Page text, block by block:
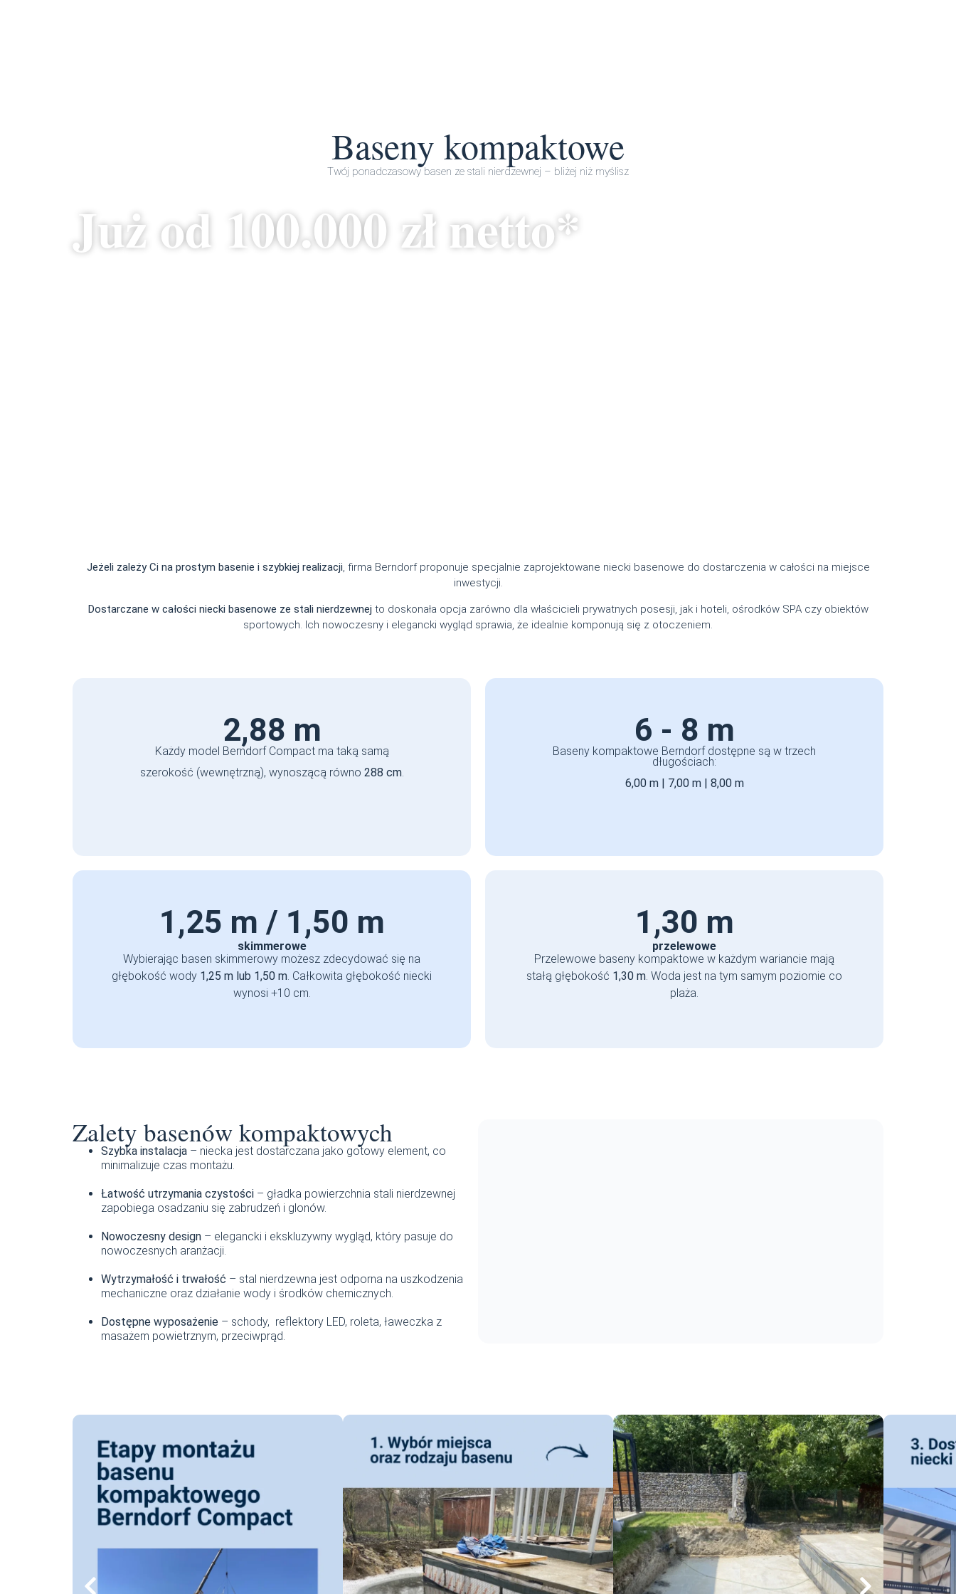
Baseny kompaktowe
Twój ponadczasowy basen ze stali nierdzewnej – bliżej niż myślisz
Już od 100.000 zł netto*
Jeżeli zależy Ci na prostym basenie i szybkiej realizacji, firma Berndorf proponuje specjalnie zaprojektowane niecki basenowe do dostarczenia w całości na miejsce
inwestycji.
Dostarczane w całości niecki basenowe ze stali nierdzewnej to doskonała opcja zarówno dla właścicieli prywatnych posesji, jak i hoteli, ośrodków SPA czy obiektów
sportowych. Ich nowoczesny i elegancki wygląd sprawia, że idealnie komponują się z otoczeniem.
2,88 m
Każdy model Berndorf Compact ma taką samą
szerokość (wewnętrzną), wynoszącą równo 288 cm.
6 - 8 m
Baseny kompaktowe Berndorf dostępne są w trzech
długościach:
6,00 m | 7,00 m | 8,00 m
1,25 m / 1,50 m
skimmerowe
Wybierając basen skimmerowy możesz zdecydować się na
głębokość wody 1,25 m lub 1,50 m. Całkowita głębokość niecki
wynosi +10 cm.
1,30 m
przelewowe
Przelewowe baseny kompaktowe w każdym wariancie mają
stałą głębokość 1,30 m. Woda jest na tym samym poziomie co
plaża.
Zalety basenów kompaktowych
Szybka instalacja – niecka jest dostarczana jako gotowy element, co
minimalizuje czas montażu.
Łatwość utrzymania czystości – gładka powierzchnia stali nierdzewnej
zapobiega osadzaniu się zabrudzeń i glonów.
Nowoczesny design – elegancki i ekskluzywny wygląd, który pasuje do
nowoczesnych aranżacji.
Wytrzymałość i trwałość – stal nierdzewna jest odporna na uszkodzenia
mechaniczne oraz działanie wody i środków chemicznych.
Dostępne wyposażenie – schody, reflektory LED, roleta, ławeczka z
masażem powietrznym, przeciwprąd.